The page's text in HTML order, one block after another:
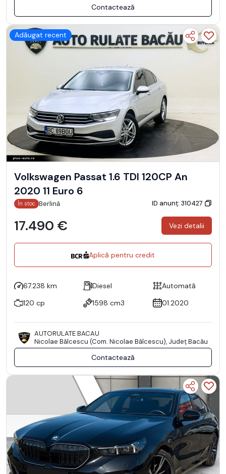
Contactează
Adăugat recent
Volkswagen Passat 1.6 TDI 120CP An
2020 11 Euro 6
În stoc Berlină ID anunț: 310427
17.490 € Vezi detalii
Aplică pentru credit
67.238 km Diesel
Automată
120 cp
1598 cm3 01.2020
AUTORULATE BACAU
Nicolae Bălcescu (Com. Nicolae Bălcescu), Județ Bacău
Contactează